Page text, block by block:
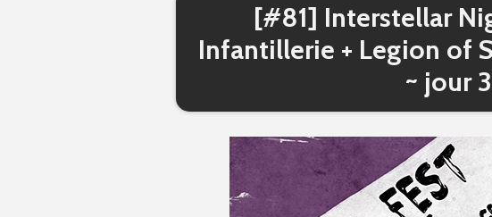
[#81] Interstellar
Infantillerie + Legion of
~ jour